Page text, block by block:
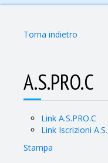
Torna indietro
A.S.PRO.C
Link A.S.PRO.C
Link Iscrizioni
Stampa